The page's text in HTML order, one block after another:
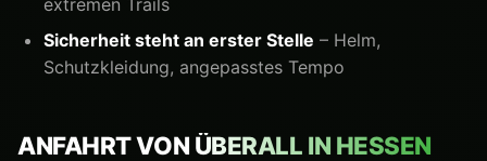
extremen Trails
Sicherheit steht an erster Stelle – Helm,
Schutzkleidung, angepasstes Tempo
ANFAHRT VON ÜBERALL IN HESSEN